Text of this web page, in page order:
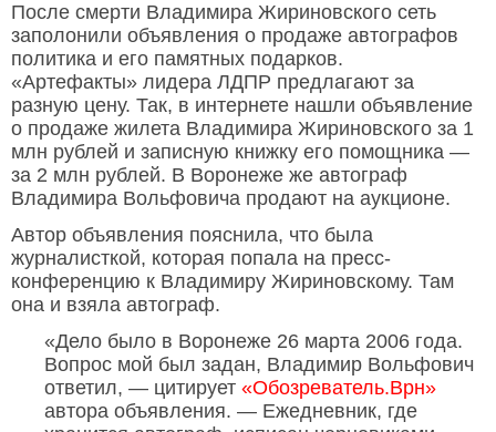
После смерти Владимира Жириновского сеть
заполонили объявления о продаже автографов
политика и его памятных подарков.
«Артефакты» лидера ЛДПР предлагают за
разную цену. Так, в интернете нашли объявление
о продаже жилета Владимира Жириновского за 1
млн рублей и записную книжку его помощника —
за 2 млн рублей. В Воронеже же автограф
Владимира Вольфовича продают на аукционе.
Автор объявления пояснила, что была
журналисткой, которая попала на пресс-
конференцию к Владимиру Жириновскому. Там
она и взяла автограф.
«Дело было в Воронеже 26 марта 2006 года.
Вопрос мой был задан, Владимир Вольфович
ответил, — цитирует «Обозреватель.Врн»
автора объявления. — Ежедневник, где